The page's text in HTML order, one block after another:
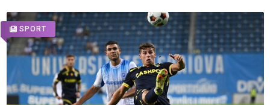
SPORT